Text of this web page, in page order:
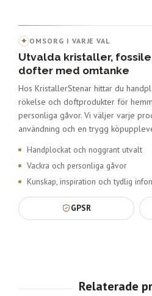
✦ OMSORG I VARJE VAL
Utvalda kristaller,
dofter med omtanke
Hos KristallerStenar hittar du
rökelse och doftprodukter för
personliga gåvor. Vi väljer varje
användning och en trygg
Handplockat och noggrant utvalt
Vackra och personliga gåvor
Kunskap, inspiration och tydlig
GPSR